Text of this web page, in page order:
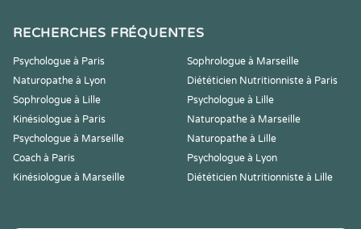
RECHERCHES FRÉQUENTES
Psychologue à Paris
Sophrologue à Marseille
Naturopathe à Lyon
Diététicien Nutritionniste à Paris
Sophrologue à Lille
Psychologue à Lille
Kinésiologue à Paris
Naturopathe à Marseille
Psychologue à Marseille
Naturopathe à Lille
Coach à Paris
Psychologue à Lyon
Kinésiologue à Marseille
Diététicien Nutritionniste à Lille